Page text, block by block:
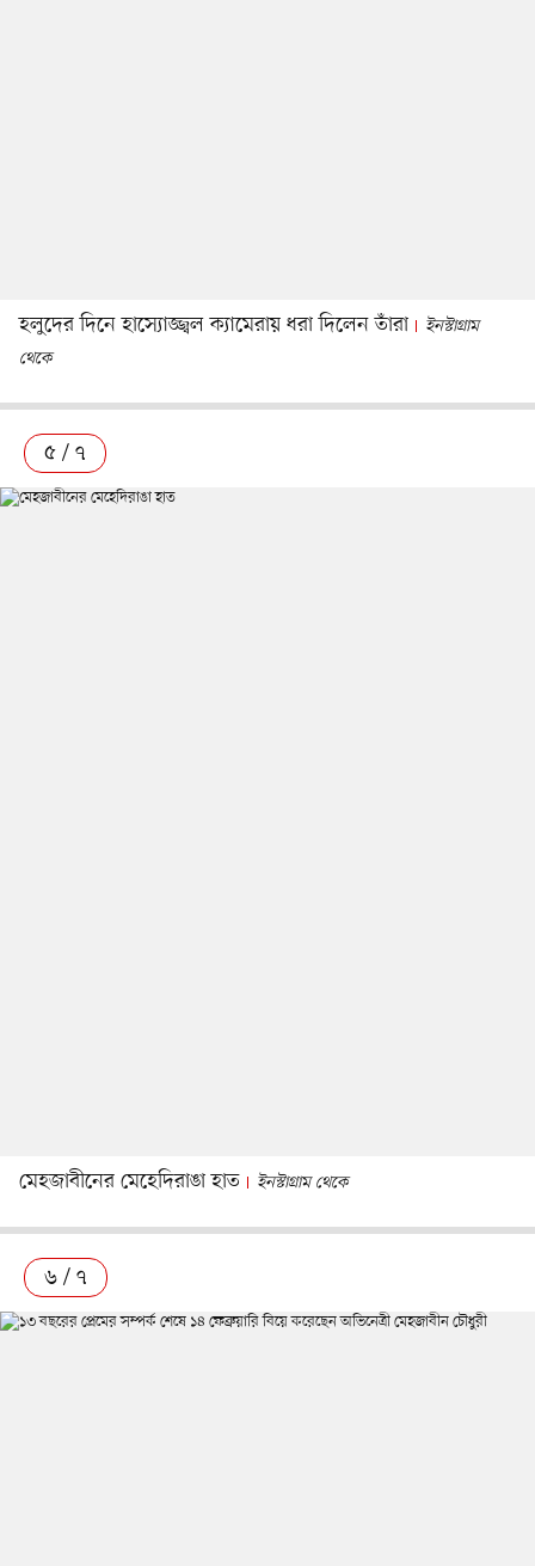
হলুদের দিনে হাস্যোজ্জ্বল ক্যামেরায় ধরা দিলেন তাঁরা
ইনস্টাগ্রাম
থেকে
৫ / ৭
মেহজাবীনের মেহেদিরাঙা হাত ইনস্টাগ্রাম থেকে
৬ / ৭